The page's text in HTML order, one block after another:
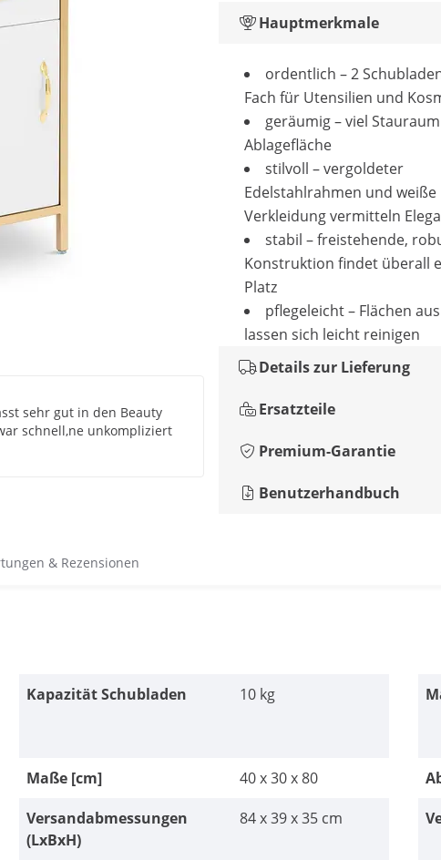
Hauptmerkmale
ordentlich – 2
Fach für Utensilien und
geräumig – viel
Ablagefläche
stilvoll – vergoldeter
Edelstahlrahmen und weiße
Verkleidung vermitteln
stabil – freistehende,
Konstruktion findet überall
Platz
pflegeleicht – Flächen
lassen sich leicht reinigen
Details zur Lieferung
Ersatzteile
Premium-Garantie
Benutzerhandbuch
sehr gut in den Beauty
schnell,ne unkompliziert
& Rezensionen
Kapazität Schubladen 10 kg
Maße [cm] 40 x 30 x 80
Versandabmessungen
(LxBxH)
84 x 39 x 35 cm